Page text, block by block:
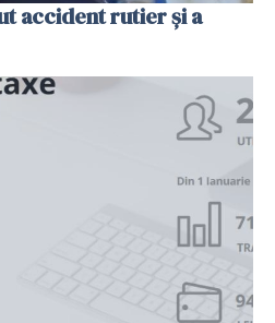
accident rutier și a